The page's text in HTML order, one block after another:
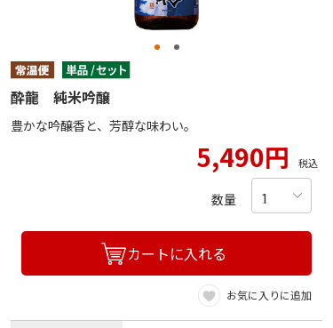
酔龍 純米吟醸
豊かな吟醸香と、芳醇な味わい。
5,490円 税込
数量
カートに入れる
お気に入りに追加